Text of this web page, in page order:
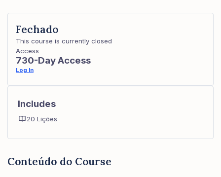
Conteúdo do Course
Fechado
This course is currently closed
Access
730-Day Access
Log In
Includes
20 Lições